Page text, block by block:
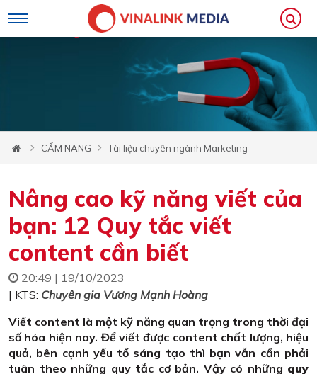
CẨM NANG Tài liệu chuyên ngành Marketing
Nâng cao kỹ năng viết của
bạn: 12 Quy tắc viết
content cần biết
20:49 | 19/10/2023
| KTS: Chuyên gia Vương Mạnh Hoàng
Viết content là một kỹ năng quan trọng trong thời đại
số hóa hiện nay. Để viết được content chất lượng, hiệu
quả, bên cạnh yếu tố sáng tạo thì bạn vẫn cần phải
tuân theo những quy tắc cơ bản. Vậy có những quy